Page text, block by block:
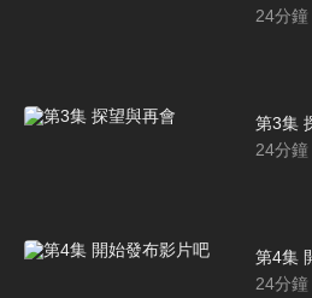
24分鐘
第3集
24分鐘
第4集
24分鐘